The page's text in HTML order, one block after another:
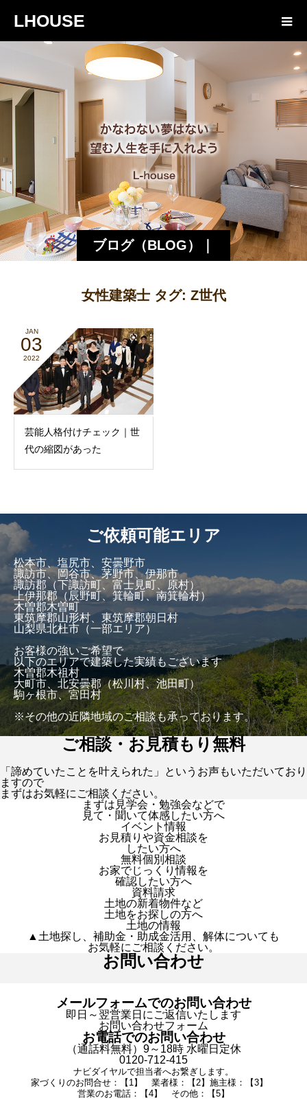
LHOUSE
ブログ（BLOG）｜
エルハウス
女性建築士 タグ: Z世代
JAN
03
2022
芸能人格付けチェック｜世
代の縮図があった
ご依頼可能エリア
松本市、塩尻市、安曇野市
諏訪市、岡谷市、茅野市、伊那市
諏訪郡（下諏訪町、富士見町、原村）
上伊那郡（辰野町、箕輪町、南箕輪村）
木曽郡木曽町
東筑摩郡山形村、東筑摩郡朝日村
山梨県北杜市（一部エリア）
お客様の強いご希望で
以下のエリアで建築した実績もございます
木曽郡木祖村
大町市、北安曇郡（松川村、池田町）
駒ヶ根市、宮田村
※その他の近隣地域のご相談も承っております。
ご相談・お見積もり無料
「諦めていたことを叶えられた」というお声もいただいており
ますので
まずはお気軽にご相談ください。
まずは見学会・勉強会などで
見て・聞いて体感したい方へ
イベント情報
お見積りや資金相談を
したい方へ
無料個別相談
お家でじっくり情報を
確認したい方へ
資料請求
土地の新着物件など
土地をお探しの方へ
土地の情報
▲土地探し、補助金・助成金活用、解体についても
お気軽にご相談ください。
お問い合わせ
メールフォームでのお問い合わせ
即日～翌営業日にご返信いたします
お問い合わせフォーム
お電話でのお問い合わせ
（通話料無料）9～18時 水曜日定休
0120-712-415
ナビダイヤルで担当者へお繋ぎします。
家づくりのお問合せ：【1】 業者様：【2】施主様：【3】
営業のお電話：【4】 その他：【5】